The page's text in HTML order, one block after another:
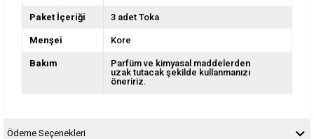
Paket İçeriği 3 adet Toka
Menşei Kore
Bakım
Parfüm ve kimyasal maddelerden
uzak tutacak şekilde kullanmanızı
öneririz.
Ödeme Seçenekleri